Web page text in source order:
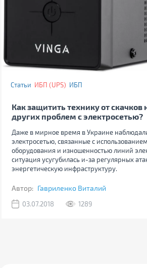
Статьи ИБП (UPS) ИБП
Как защитить технику от
других проблем с электросетью?
Даже в мирное время в Украине
электросетью, связанные с
оборудования и изношенностью линий
ситуация усугубилась и-за регулярных
энергетическую инфраструктуру.
Автор: Гавриленко Виталий
03.07.2018 1289